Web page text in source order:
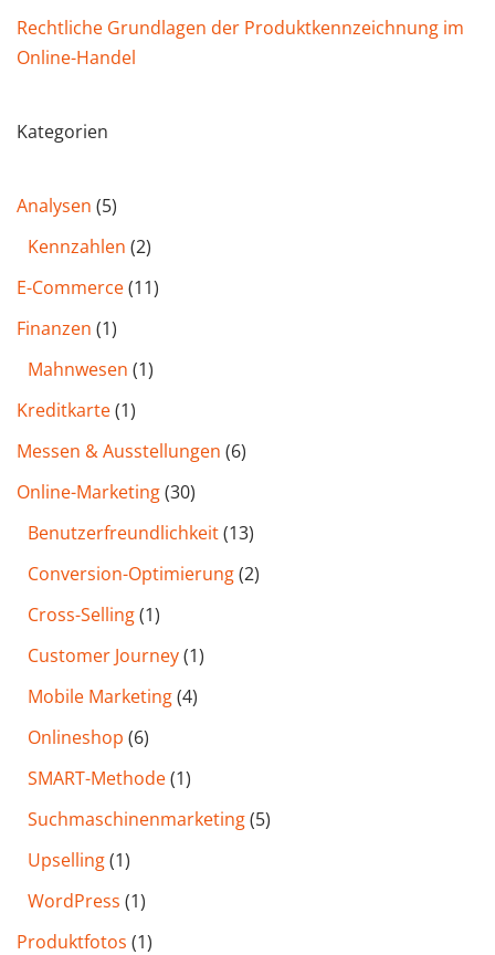
Rechtliche Grundlagen der Produktkennzeichnung im
Online-Handel
Kategorien
Analysen (5)
Kennzahlen (2)
E-Commerce(11)
Finanzen (1)
Mahnwesen (1)
Kreditkarte(1)
Messen & Ausstellungen (6)
Online-Marketing(30)
Benutzer­freund­lichkeit(13)
Conversion-Optimierung(2)
Cross-Selling(1)
Customer Journey(1)
Mobile Marketing(4)
Onlineshop (6)
SMART-Methode(1)
Such­maschinen­marketing(5)
Upselling(1)
WordPress (1)
Produktfotos (1)